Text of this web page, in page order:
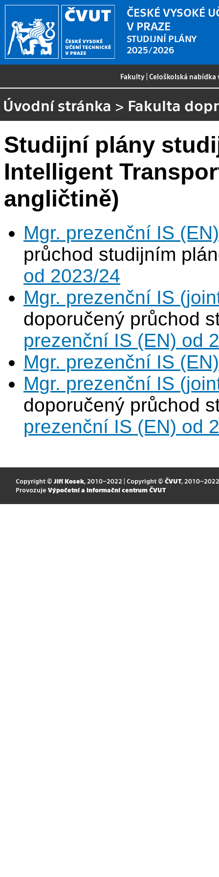
ČESKÉ VYSOKÉ
V PRAZE
STUDIJNÍ PLÁNY
2025/2026
Fakulty |Celoškolská
Úvodní stránka > Fakulta
Studijní plány
Intelligent
angličtině)
Mgr. prezenční IS
průchod studijním
od 2023/24
Mgr. prezenční IS
doporučený průchod
prezenční IS (EN) od
Mgr. prezenční IS
Mgr. prezenční IS
doporučený průchod
prezenční IS (EN) od
Copyright © Jiří Kosek, 2010–2022 | Copyright © ČVUT, 2010–2022
Provozuje Výpočetní a informační centrum ČVUT